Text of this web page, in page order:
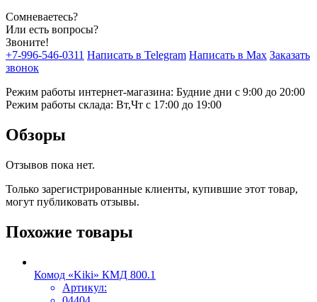
Сомневаетесь?
Или есть вопросы?
Звоните!
+7-996-546-0311 Написать в Telegram Написать в Max Заказать
звонок
Режим работы интернет-магазина: Будние дни с 9:00 до 20:00
Режим работы склада: Вт,Чт с 17:00 до 19:00
Обзоры
Отзывов пока нет.
Только зарегистрированные клиенты, купившие этот товар,
могут публиковать отзывы.
Похожие товары
Комод «Kiki» КМД 800.1
Артикул: